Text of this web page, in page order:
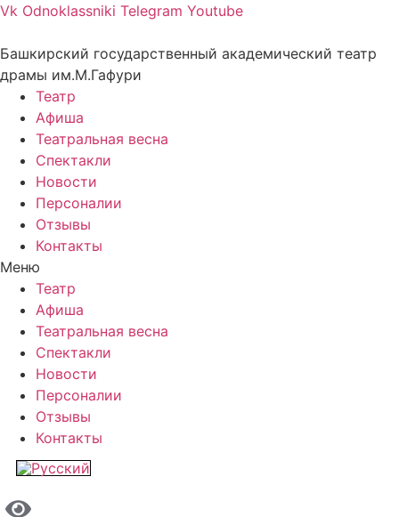
Vk Odnoklassniki Telegram Youtube
Башкирский государственный академический театр
драмы им.М.Гафури
Театр
Афиша
Театральная весна
Спектакли
Новости
Персоналии
Отзывы
Контакты
Меню
Театр
Афиша
Театральная весна
Спектакли
Новости
Персоналии
Отзывы
Контакты